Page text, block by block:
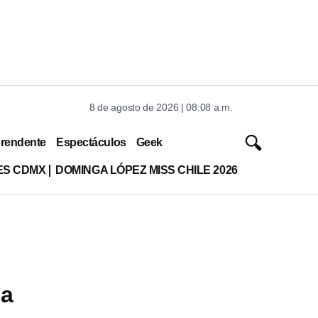
8 de agosto de 2026 | 08:08 a.m.
Espectáculos Geek
CDMX DOMINGA LÓPEZ MISS CHILE 2026